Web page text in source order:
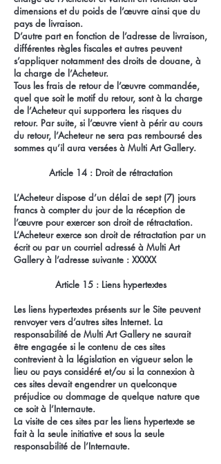
dimensions et du poids de l’œuvre ainsi que du
pays de livraison.
D’autre part en fonction de l’adresse de livraison,
différentes règles fiscales et autres peuvent
s’appliquer notamment des droits de douane, à
la charge de l’Acheteur.
Tous les frais de retour de l’œuvre commandée,
quel que soit le motif du retour, sont à la charge
de l’Acheteur qui supportera les risques du
retour. Par suite, si l’œuvre vient à périr au cours
du retour, l’Acheteur ne sera pas remboursé des
sommes qu’il aura versées à Multi Art Gallery.
Article 14 : Droit de rétractation
L’Acheteur dispose d’un délai de sept (7) jours
francs à compter du jour de la réception de
l’œuvre pour exercer son droit de rétractation.
L’Acheteur exerce son droit de rétractation par un
écrit ou par un courriel adressé à Multi Art
Gallery à l’adresse suivante : XXXXX
Article 15 : Liens hypertextes
Les liens hypertextes présents sur le Site peuvent
renvoyer vers d’autres sites Internet. La
responsabilité de Multi Art Gallery ne saurait
être engagée si le contenu de ces sites
contrevient à la législation en vigueur selon le
lieu ou pays considéré et/ou si la connexion à
ces sites devait engendrer un quelconque
préjudice ou dommage de quelque nature que
ce soit à l’Internaute.
La visite de ces sites par les liens hypertexte se
fait à la seule initiative et sous la seule
responsabilité de l’Internaute.